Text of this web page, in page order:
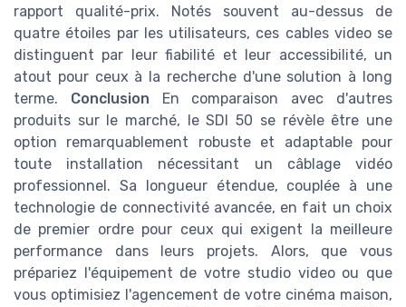
rapport qualité-prix. Notés souvent au-dessus de
quatre étoiles par les utilisateurs, ces cables video se
distinguent par leur fiabilité et leur accessibilité, un
atout pour ceux à la recherche d'une solution à long
terme. Conclusion En comparaison avec d'autres
produits sur le marché, le SDI 50 se révèle être une
option remarquablement robuste et adaptable pour
toute installation nécessitant un câblage vidéo
professionnel. Sa longueur étendue, couplée à une
technologie de connectivité avancée, en fait un choix
de premier ordre pour ceux qui exigent la meilleure
performance dans leurs projets. Alors, que vous
prépariez l'équipement de votre studio video ou que
vous optimisiez l'agencement de votre cinéma maison,